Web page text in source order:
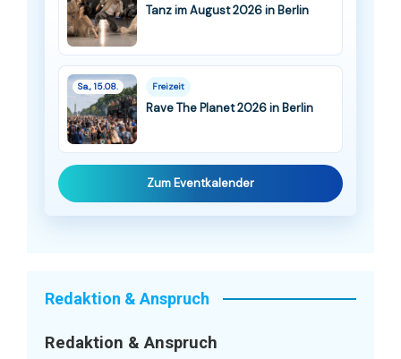
Tanz im August 2026 in Berlin
Sa., 15.08. Freizeit
Rave The Planet 2026 in Berlin
Zum Eventkalender
Redaktion & Anspruch
Redaktion & Anspruch